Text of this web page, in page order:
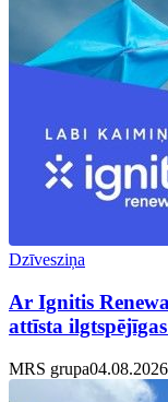
Dzīvesziņa
Ar Ignitis
attīsta
MRS grupa04.08.2026